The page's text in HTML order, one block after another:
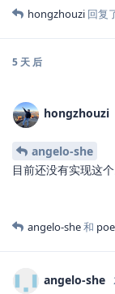
hongzhouzi 回复
5 天 后
hongzhouzi
angelo-she
目前还没有实现这
angelo-she和
angelo-she